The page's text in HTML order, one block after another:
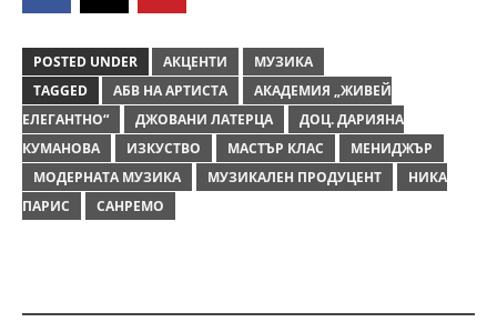
POSTED UNDER АКЦЕНТИ
МУЗИКА
TAGGED
АБВ НА АРТИСТА
АКАДЕМИЯ „ЖИВЕЙ
ЕЛЕГАНТНО“
ДЖОВАНИ ЛАТЕРЦА
ДОЦ. ДАРИЯНА
КУМАНОВА
ИЗКУСТВО МАСТЪР КЛАС
МЕНИДЖЪР
МОДЕРНАТА МУЗИКА
МУЗИКАЛЕН ПРОДУЦЕНТ
НИКА
ПАРИС
САНРЕМО